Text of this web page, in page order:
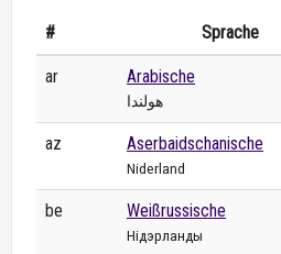
# Sprache
ar Arabische
هولندا
az Aserbaidschanische
Niderland
be Weißrussische
Нідэрланды